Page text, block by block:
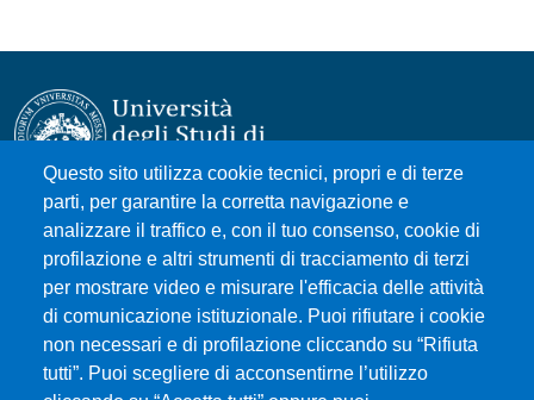
Questo sito utilizza cookie tecnici, propri e di terze
parti, per garantire la corretta navigazione e
analizzare il traffico e, con il tuo consenso, cookie di
profilazione e altri strumenti di tracciamento di terzi
per mostrare video e misurare l'efficacia delle attività
di comunicazione istituzionale. Puoi rifiutare i cookie
non necessari e di profilazione cliccando su “Rifiuta
tutti”. Puoi scegliere di acconsentirne l’utilizzo
Università degli Studi di Messina
Piazza Pugliatti, 1 - 98122 Messina
Cod. Fiscale 80004070837
P.IVA 00724160833
Centralino: 090 676 1
MENÙ SOCIAL